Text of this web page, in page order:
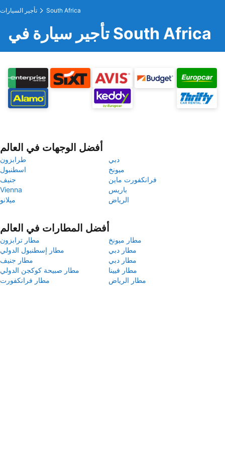
تأجير السيارات South Africa
تأجير سيارة في South Africa
أفضل الوجهات في العالم
طرابزون
دبي
اسطنبول
ميونخ
جنيف
فرانكفورت ماين
Vienna
باريس
ميلانو
الرياض
أفضل المطارات في العالم
مطار ترابزون
مطار ميونخ
مطار إسطنبول الدولي
مطار دبي
مطار جنيف
مطار دبي
مطار صبيحة كوكجن الدولي
مطار فيينا
مطار فرانكفورت
مطار الرياض